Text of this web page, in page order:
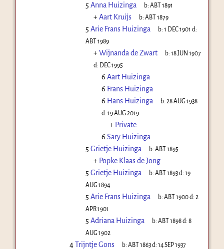
5 Anna Huizinga b:ABT 1891
+Aart Kruijs b:ABT 1879
5 Arie Frans Huizinga b:1 DEC 1901 d:
ABT 1989
+Wijnanda de Zwart b:18 JUN 1907
d: DEC 1995
6 Aart Huizinga
6 Frans Huizinga
6 Hans Huizinga b:28 AUG 1938
d: 19 AUG 2019
+ Private
6 Sary Huizinga
5 Grietje Huizinga b:ABT 1895
+ Popke Klaas de Jong
5 Grietje Huizinga b:ABT 1893d:19
AUG 1894
5 Arie Frans Huizinga b:ABT 1900d:2
APR 1901
5 Adriana Huizinga b:ABT 1898d:8
AUG 1902
4Trijntje Gons b:ABT 1863d:14 SEP 1937